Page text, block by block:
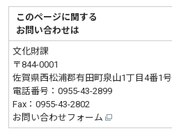
このページに関する
お問い合わせは
文化財課
〒844-0001
佐賀県西松浦郡有田町泉山1丁目4番1号
電話番号：0955-43-2899
Fax：0955-43-2802
お問い合わせフォーム